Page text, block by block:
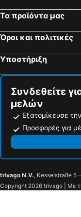
Τα προϊόντα μας
Όροι και πολιτικές
Υποστήριξη
Συνδεθείτε
μελών
Εξατομίκευσε
Προσφορές για
trivago N.V., Kesselstraße 5
Copyright 2026 trivago | Με